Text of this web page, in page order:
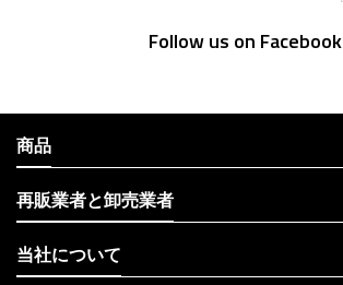
Follow us on Facebook
商品
再販業者と卸売業者
当社について